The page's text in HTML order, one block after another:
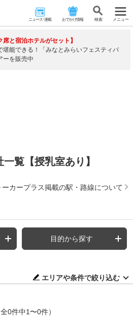
ニュース･連載 おでかけ情報 検 索 メニュー
席と宿泊ホテルがセット】
堪能できる！「みなとみらいフェスティバ
ーを販売中
覧【授乳室あり】
ーカープラス掲載の駅・路線について
目的から探す
エリアや条件で絞り込む
全0件中1〜0件）